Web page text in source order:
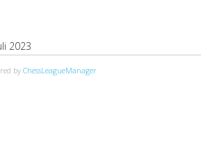
2023
byChessLeagueManager